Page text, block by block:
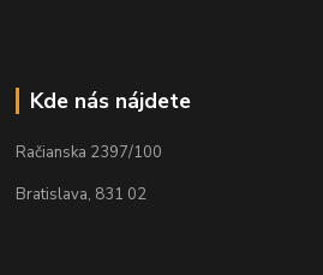
Kde nás nájdete
Račianska 2397/100
Bratislava, 831 02